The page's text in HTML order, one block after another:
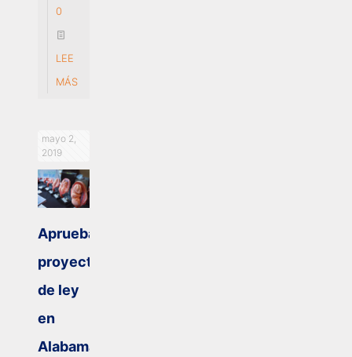
0
LEE
MÁS
mayo 2,
2019
Aprueban
proyecto
de ley
en
Alabama